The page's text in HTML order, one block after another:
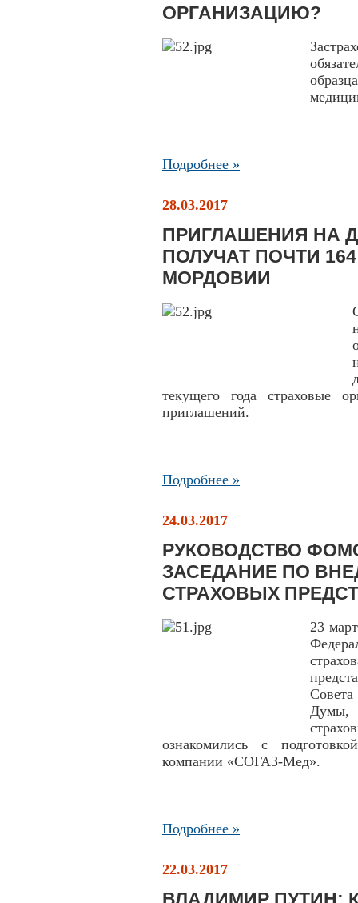
ОРГАНИЗАЦИЮ?
Подробнее »
28.03.2017
ПРИГЛАШЕНИЯ НА
ПОЛУЧАТ ПОЧТИ
МОРДОВИИ
текущего года страховые
приглашений.
Подробнее »
24.03.2017
РУКОВОДСТВО
ЗАСЕДАНИЕ ПО
СТРАХОВЫХ
23
Думы,
ознакомились с
компании «СОГАЗ-Мед».
Подробнее »
22.03.2017